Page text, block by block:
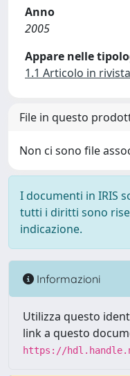
Anno
2005
Appare nelle
1.1 Articolo in rivista
File in questo
Non ci sono file
I documenti in IRIS
tutti i diritti sono
indicazione.
Informazioni
Utilizza questo
link a questo
https://